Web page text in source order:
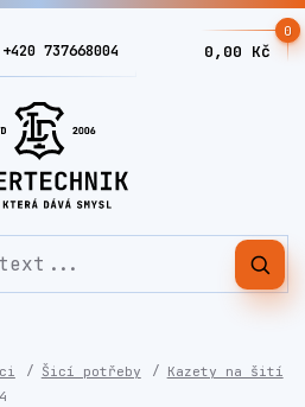
+420 737668004
0
0,00 Kč
Šicí potřeby
Kazety na šití